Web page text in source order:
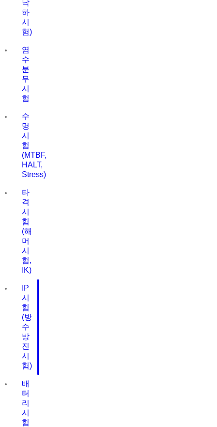
낙
하
시
험)
염
수
분
무
시
험
수
명
시
험
(MTBF,
HALT,
Stress)
타
격
시
험
(해
머
시
험,
IK)
IP
시
험
(방
수
방
진
시
험)
배
터
리
시
험